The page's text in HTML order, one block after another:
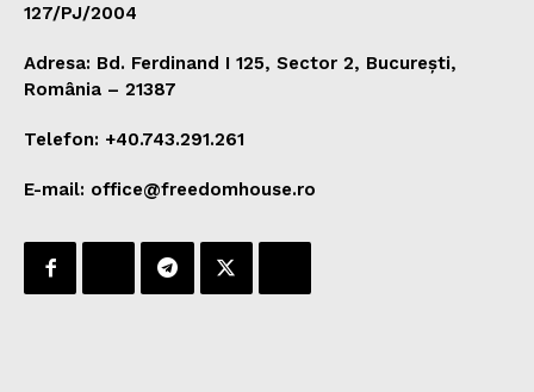
127/PJ/2004
Adresa: Bd. Ferdinand I 125, Sector 2, București,
România – 21387
Telefon: +40.743.291.261
E-mail: office@freedomhouse.ro